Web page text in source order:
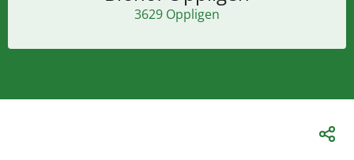
3629 Oppligen